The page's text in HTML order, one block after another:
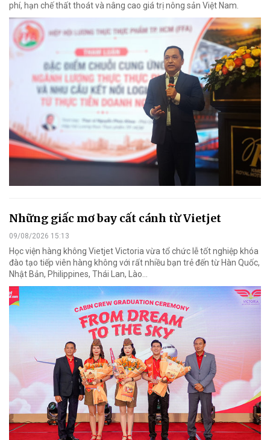
phí, hạn chế thất thoát và nâng cao giá trị nông sản Việt Nam.
Những giấc mơ bay cất cánh từ Vietjet
09/08/2026 15:13
Học viện hàng không Vietjet Victoria vừa tổ chức lễ tốt nghiệp khóa
đào tạo tiếp viên hàng không với rất nhiều bạn trẻ đến từ Hàn Quốc,
Nhật Bản, Philippines, Thái Lan, Lào…